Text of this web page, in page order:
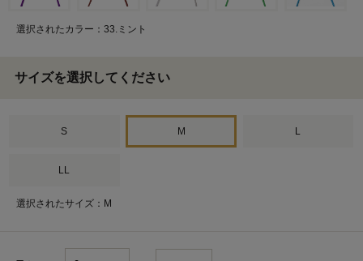
選択されたカラー：33.ミント
サイズを選択してください
S M L
LL
選択されたサイズ：M